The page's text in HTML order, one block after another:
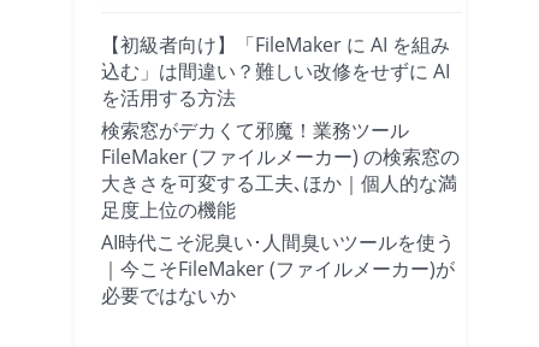
【初級者向け】「FileMaker に AI を組み
込む」は間違い？難しい改修をせずに AI
を活用する方法
検索窓がデカくて邪魔！業務ツール
FileMaker (ファイルメーカー) の検索窓の
大きさを可変する工夫､ほか｜個人的な満
足度上位の機能
AI時代こそ泥臭い･人間臭いツールを使う
｜今こそFileMaker (ファイルメーカー)が
必要ではないか